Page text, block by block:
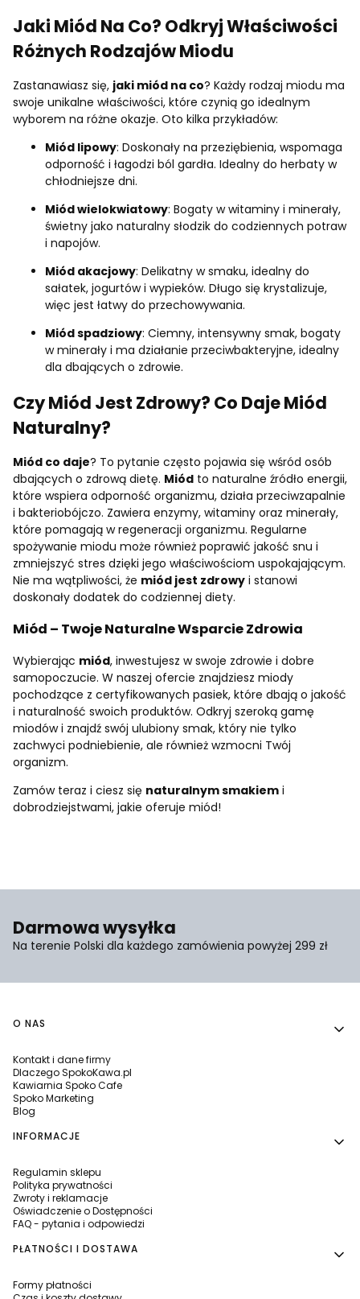
Jaki Miód Na Co? Odkryj Właściwości
Różnych Rodzajów Miodu
Zastanawiasz się, jaki miód na co? Każdy rodzaj miodu ma
swoje unikalne właściwości, które czynią go idealnym
wyborem na różne okazje. Oto kilka przykładów:
Miód lipowy: Doskonały na przeziębienia, wspomaga
odporność i łagodzi ból gardła. Idealny do herbaty w
chłodniejsze dni.
Miód wielokwiatowy: Bogaty w witaminy i minerały,
świetny jako naturalny słodzik do codziennych potraw
i napojów.
Miód akacjowy: Delikatny w smaku, idealny do
sałatek, jogurtów i wypieków. Długo się krystalizuje,
więc jest łatwy do przechowywania.
Miód spadziowy: Ciemny, intensywny smak, bogaty
w minerały i ma działanie przeciwbakteryjne, idealny
dla dbających o zdrowie.
Czy Miód Jest Zdrowy? Co Daje Miód
Naturalny?
Miód co daje? To pytanie często pojawia się wśród osób
dbających o zdrową dietę. Miód to naturalne źródło energii,
które wspiera odporność organizmu, działa przeciwzapalnie
i bakteriobójczo. Zawiera enzymy, witaminy oraz minerały,
które pomagają w regeneracji organizmu. Regularne
spożywanie miodu może również poprawić jakość snu i
zmniejszyć stres dzięki jego właściwościom uspokajającym.
Nie ma wątpliwości, że miód jest zdrowy i stanowi
doskonały dodatek do codziennej diety.
Miód – Twoje Naturalne Wsparcie Zdrowia
Wybierając miód, inwestujesz w swoje zdrowie i dobre
samopoczucie. W naszej ofercie znajdziesz miody
pochodzące z certyfikowanych pasiek, które dbają o jakość
i naturalność swoich produktów. Odkryj szeroką gamę
miodów i znajdź swój ulubiony smak, który nie tylko
zachwyci podniebienie, ale również wzmocni Twój
organizm.
Zamów teraz i ciesz się naturalnym smakiem i
dobrodziejstwami, jakie oferuje miód!
Darmowa wysyłka
Na terenie Polski dla każdego zamówienia powyżej 299 zł
Linki w stopce
O NAS
Kontakt i dane firmy
Dlaczego SpokoKawa.pl
Kawiarnia Spoko Cafe
Spoko Marketing
Blog
INFORMACJE
Regulamin sklepu
Polityka prywatności
Zwroty i reklamacje
Oświadczenie o Dostępności
FAQ - pytania i odpowiedzi
PŁATNOŚCI I DOSTAWA
Formy płatności